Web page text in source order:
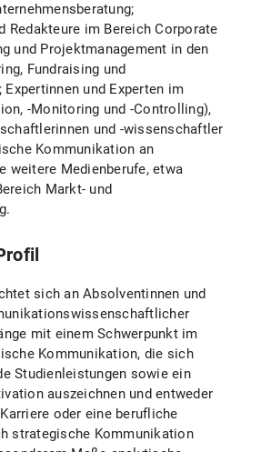
Redakteure im Bereich Corporate
und Projektmanagement in den
Fundraising und
Expertinnen und Experten im
-Monitoring und -Controlling),
und -wissenschaftler
Kommunikation an
weitere Medienberufe, etwa
Markt- und
sich an Absolventinnen und
mit einem Schwerpunkt im
Kommunikation, die sich
Studienleistungen sowie ein
auszeichnen und entweder
oder eine berufliche
strategische Kommunikation